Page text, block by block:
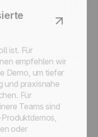
ist. Für
empfehlen wir
Demo, um tiefer
und praxisnahe
Für
Teams sind
oder